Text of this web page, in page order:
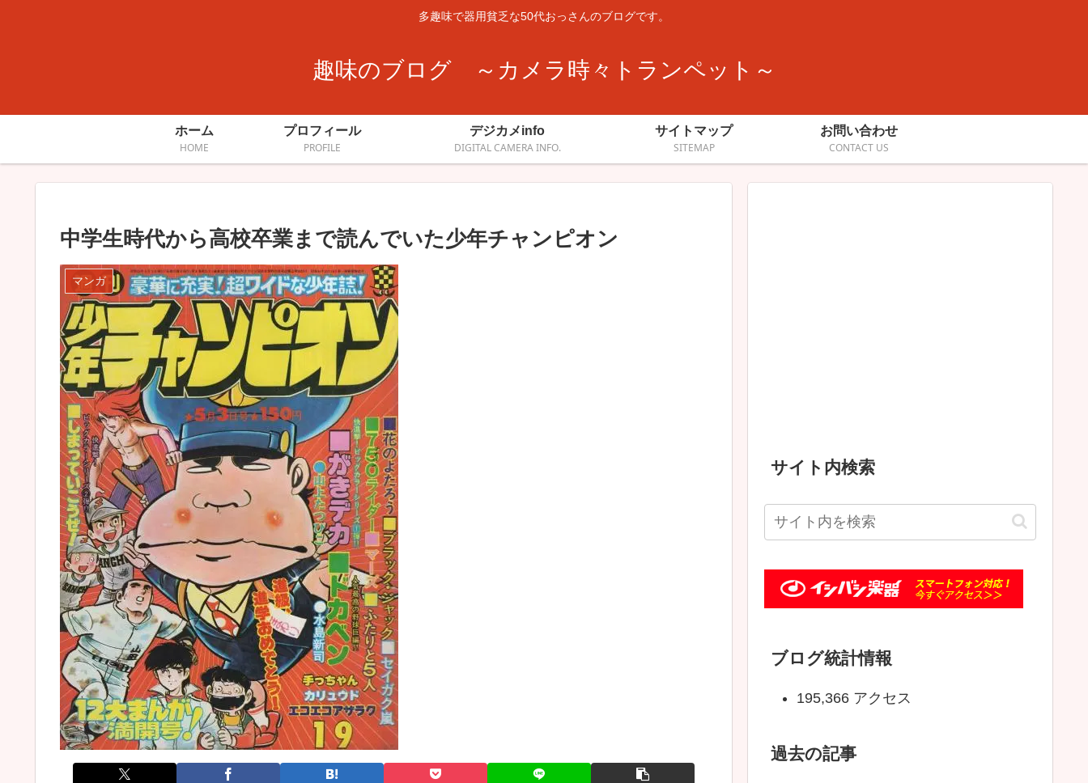
多趣味で器用貧乏な50代おっさんのブログです。
趣味のブログ ～カメラ時々トランペット～
ホーム
HOME
プロフィール
PROFILE
デジカメinfo
DIGITAL CAMERA INFO.
サイトマップ
SITEMAP
お問い合わせ
CONTACT US
中学生時代から高校卒業まで読んでいた少年チャンピオン
マンガ
サイト内検索
ブログ統計情報
195,366 アクセス
過去の記事